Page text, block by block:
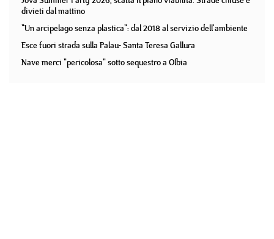
divieti dal mattino
"Un arcipelago senza plastica": dal 2018 al servizio dell'ambiente
Esce fuori strada sulla Palau- Santa Teresa Gallura
Nave merci "pericolosa" sotto sequestro a Olbia